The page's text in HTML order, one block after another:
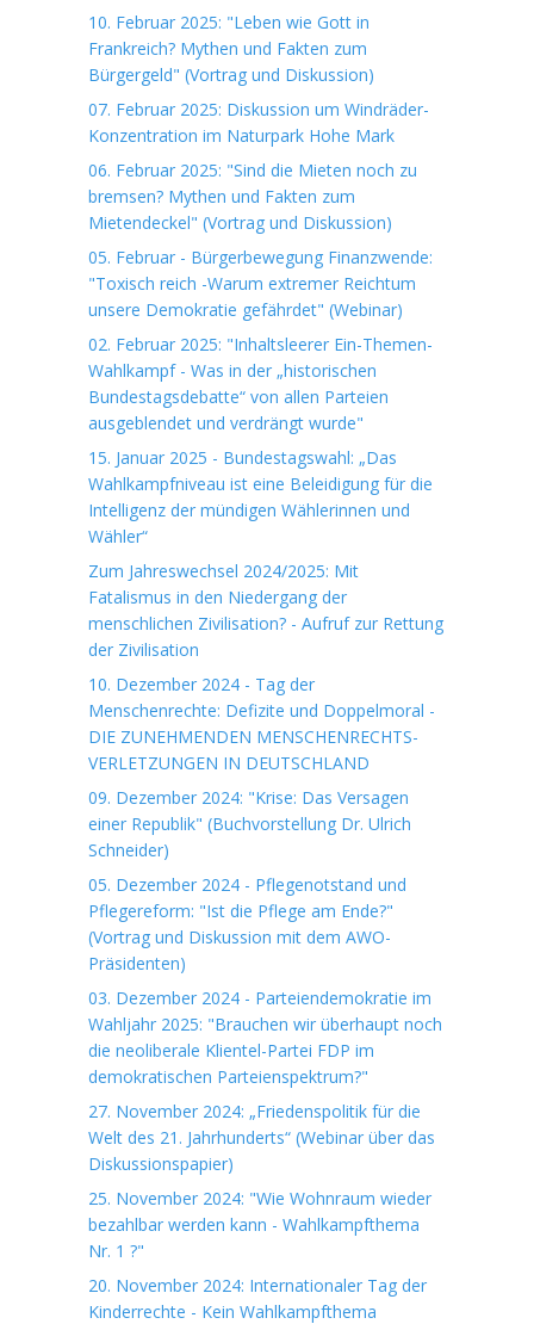
10. Februar 2025: "Leben wie Gott in
Frankreich? Mythen und Fakten zum
Bürgergeld" (Vortrag und Diskussion)
07. Februar 2025: Diskussion um Windräder-
Konzentration im Naturpark Hohe Mark
06. Februar 2025: "Sind die Mieten noch zu
bremsen? Mythen und Fakten zum
Mietendeckel" (Vortrag und Diskussion)
05. Februar - Bürgerbewegung Finanzwende:
"Toxisch reich -Warum extremer Reichtum
unsere Demokratie gefährdet" (Webinar)
02. Februar 2025: "Inhaltsleerer Ein-Themen-
Wahlkampf - Was in der „historischen
Bundestagsdebatte“ von allen Parteien
ausgeblendet und verdrängt wurde"
15. Januar 2025 - Bundestagswahl: „Das
Wahlkampfniveau ist eine Beleidigung für die
Intelligenz der mündigen Wählerinnen und
Wähler“
Zum Jahreswechsel 2024/2025: Mit
Fatalismus in den Niedergang der
menschlichen Zivilisation? - Aufruf zur Rettung
der Zivilisation
10. Dezember 2024 - Tag der
Menschenrechte: Defizite und Doppelmoral -
DIE ZUNEHMENDEN MENSCHENRECHTS-
VERLETZUNGEN IN DEUTSCHLAND
09. Dezember 2024: "Krise: Das Versagen
einer Republik" (Buchvorstellung Dr. Ulrich
Schneider)
05. Dezember 2024 - Pflegenotstand und
Pflegereform: "Ist die Pflege am Ende?"
(Vortrag und Diskussion mit dem AWO-
Präsidenten)
03. Dezember 2024 - Parteiendemokratie im
Wahljahr 2025: "Brauchen wir überhaupt noch
die neoliberale Klientel-Partei FDP im
demokratischen Parteienspektrum?"
27. November 2024: „Friedenspolitik für die
Welt des 21. Jahrhunderts“ (Webinar über das
Diskussionspapier)
25. November 2024: "Wie Wohnraum wieder
bezahlbar werden kann - Wahlkampfthema
Nr. 1 ?"
20. November 2024: Internationaler Tag der
Kinderrechte - Kein Wahlkampfthema